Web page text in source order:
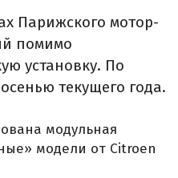
Парижского мотор-
помимо
установку. По
текущего года.
модульная
модели от Citroen